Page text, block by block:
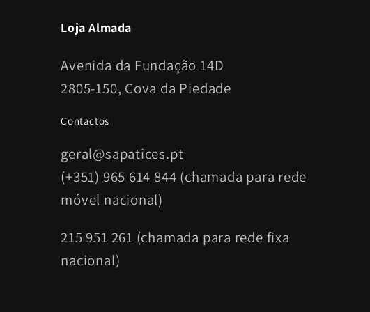
Loja Almada
Avenida da Fundação 14D
2805-150, Cova da Piedade
Contactos
geral@sapatices.pt
(+351) 965 614 844 (chamada para rede
móvel nacional)
215 951 261 (chamada para rede fixa
nacional)